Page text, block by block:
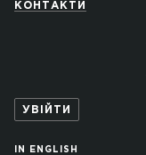
КОНТАКТИ
УВІЙТИ
IN ENGLISH